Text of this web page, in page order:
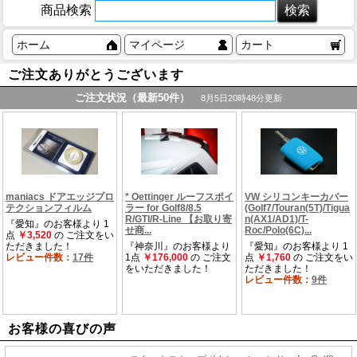
商品検索
ホーム マイページ カート
ご注文ありがとうございます
お客様の喜びの声